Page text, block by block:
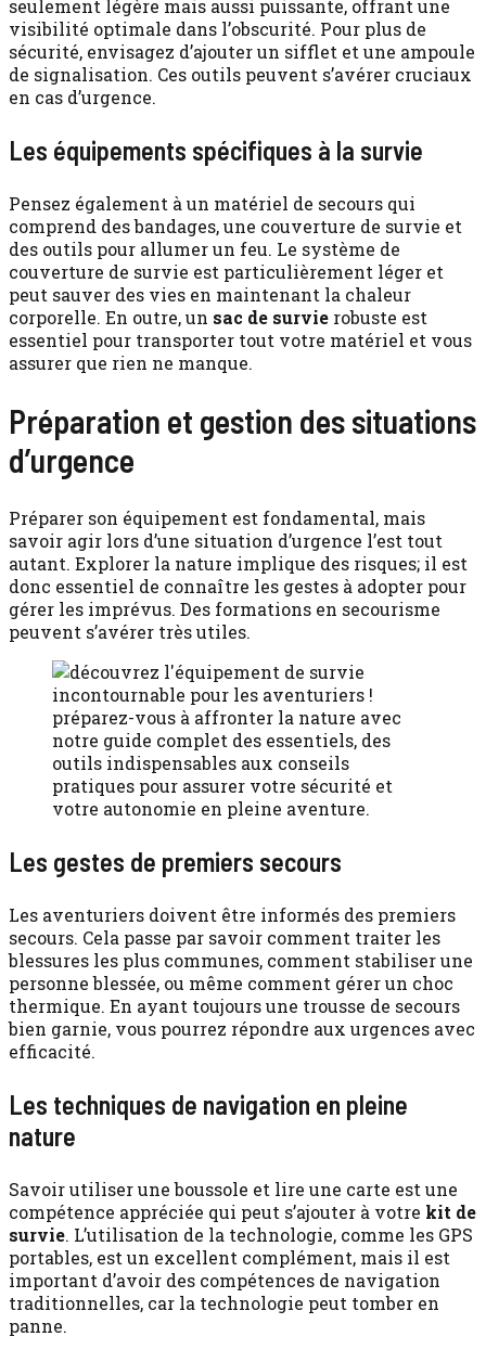
seulement légère mais aussi puissante, offrant une
visibilité optimale dans l’obscurité. Pour plus de
sécurité, envisagez d’ajouter un sifflet et une ampoule
de signalisation. Ces outils peuvent s’avérer cruciaux
en cas d’urgence.
Les équipements spécifiques à la survie
Pensez également à un matériel de secours qui
comprend des bandages, une couverture de survie et
des outils pour allumer un feu. Le système de
couverture de survie est particulièrement léger et
peut sauver des vies en maintenant la chaleur
corporelle. En outre, un sac de survie robuste est
essentiel pour transporter tout votre matériel et vous
assurer que rien ne manque.
Préparation et gestion des situations
d’urgence
Préparer son équipement est fondamental, mais
savoir agir lors d’une situation d’urgence l’est tout
autant. Explorer la nature implique des risques; il est
donc essentiel de connaître les gestes à adopter pour
gérer les imprévus. Des formations en secourisme
peuvent s’avérer très utiles.
Les gestes de premiers secours
Les aventuriers doivent être informés des premiers
secours. Cela passe par savoir comment traiter les
blessures les plus communes, comment stabiliser une
personne blessée, ou même comment gérer un choc
thermique. En ayant toujours une trousse de secours
bien garnie, vous pourrez répondre aux urgences avec
efficacité.
Les techniques de navigation en pleine
nature
Savoir utiliser une boussole et lire une carte est une
compétence appréciée qui peut s’ajouter à votre kit de
survie. L’utilisation de la technologie, comme les GPS
portables, est un excellent complément, mais il est
important d’avoir des compétences de navigation
traditionnelles, car la technologie peut tomber en
panne.